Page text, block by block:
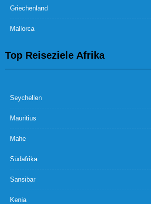
Griechenland
Mallorca
Top Reiseziele Afrika
Seychellen
Mauritius
Mahe
Südafrika
Sansibar
Kenia